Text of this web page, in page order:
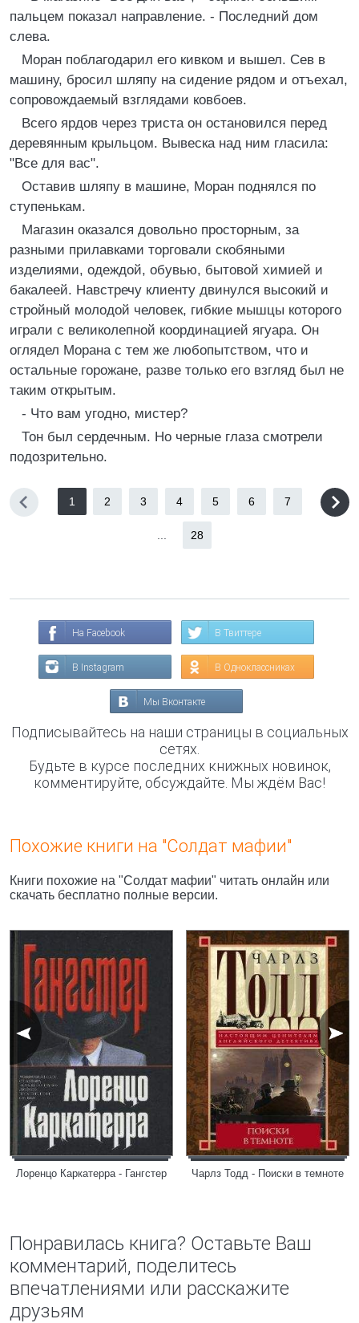
пальцем показал направление. - Последний дом
слева.
Моран поблагодарил его кивком и вышел. Сев в
машину, бросил шляпу на сидение рядом и отъехал,
сопровождаемый взглядами ковбоев.
Всего ярдов через триста он остановился перед
деревянным крыльцом. Вывеска над ним гласила:
"Все для вас".
Оставив шляпу в машине, Моран поднялся по
ступенькам.
Магазин оказался довольно просторным, за
разными прилавками торговали скобяными
изделиями, одеждой, обувью, бытовой химией и
бакалеей. Навстречу клиенту двинулся высокий и
стройный молодой человек, гибкие мышцы которого
играли с великолепной координацией ягуара. Он
оглядел Морана с тем же любопытством, что и
остальные горожане, разве только его взгляд был не
таким открытым.
- Что вам угодно, мистер?
Тон был сердечным. Но черные глаза смотрели
подозрительно.
1 2 3 4 5 6 7
28
На Facebook В Твиттере
В Instagram В Одноклассниках
Мы Вконтакте
Подписывайтесь на наши страницы в социальных
сетях.
Будьте в курсе последних книжных новинок,
комментируйте, обсуждайте. Мы ждём Вас!
Похожие книги на "Солдат мафии"
Книги похожие на "Солдат мафии" читать онлайн или
скачать бесплатно полные версии.
Лоренцо Каркатерра - Гангстер Чарлз Тодд - Поиски в темноте
Понравилась книга? Оставьте Ваш
комментарий, поделитесь
впечатлениями или расскажите
друзьям